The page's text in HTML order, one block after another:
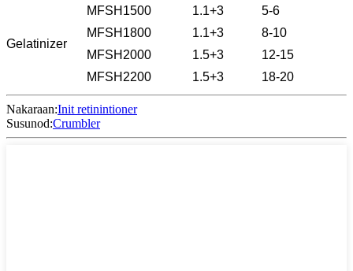
Gelatinizer
MFSH1500 1.1+3
5-6
MFSH1800
1.1+3
8-10
MFSH2000
1.5+3
12-15
MFSH2200
1.5+3 18-20
Nakaraan:Init retinintioner
Susunod:Crumbler